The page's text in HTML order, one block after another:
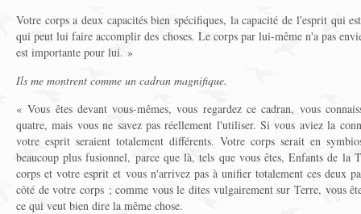
Votre corps a deux capacités bien spécifiques, la capacité de l'esprit qui
qui peut lui faire accomplir des choses. Le corps par lui-même n'a pas
est importante pour lui. »
Ils me montrent comme un cadran magnifique.
« Vous êtes devant vous-mêmes, vous regardez ce cadran, vous
quatre, mais vous ne savez pas réellement l'utiliser. Si vous aviez la
votre esprit seraient totalement différents. Votre corps serait en
beaucoup plus fusionnel, parce que là, tels que vous êtes, Enfants de la
corps et votre esprit et vous n'arrivez pas à unifier totalement ces deux
côté de votre corps ; comme vous le dites vulgairement sur Terre, vous
ce qui veut bien dire la même chose.